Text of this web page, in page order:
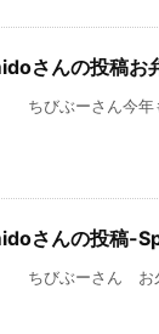
さんの投稿
ーさん今年もよ
さんの投稿-
ーさん お久し